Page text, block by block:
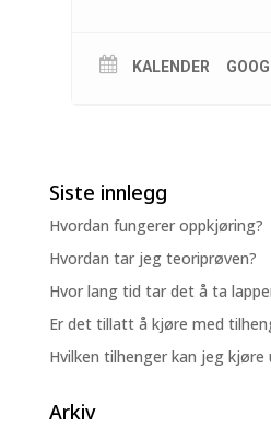
KALENDER
Siste innlegg
Hvordan fungerer oppkjøring?
Hvordan tar jeg teoriprøven?
Hvor lang tid tar det å ta
Er det tillatt å kjøre med
Hvilken tilhenger kan jeg
Arkiv